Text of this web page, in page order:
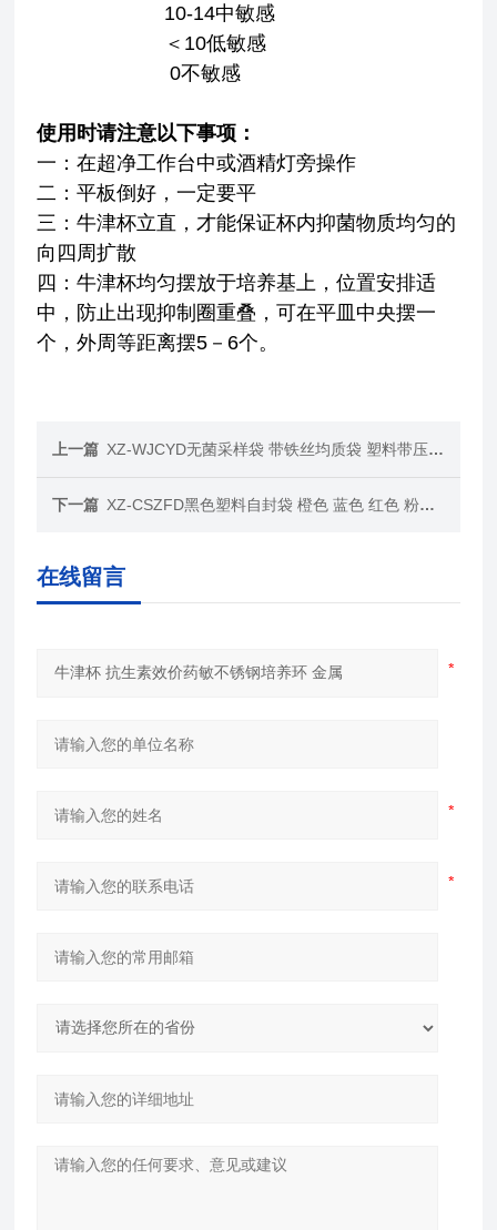
10-14中敏感
＜10低敏感
0不敏感
使用时请注意以下事项：
一：在超净工作台中或酒精灯旁操作
二：平板倒好，一定要平
三：牛津杯立直，才能保证杯内抑菌物质均匀的
向四周扩散
四：牛津杯均匀摆放于培养基上，位置安排适
中，防止出现抑制圈重叠，可在平皿中央摆一
个，外周等距离摆5－6个。
上一篇 XZ-WJCYD无菌采样袋 带铁丝均质袋 塑料带压条水样袋
下一篇 XZ-CSZFD黑色塑料自封袋 橙色 蓝色 红色 粉色密实袋
在线留言